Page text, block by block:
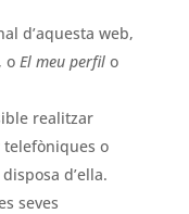
d’aquesta web,
o El meu perfilo
realitzar
o
d’ella.
seves